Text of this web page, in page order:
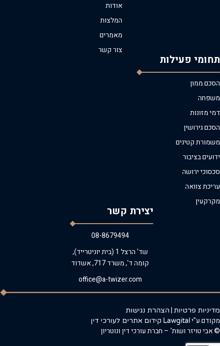
אודות
המלצות
מאמרים
צור קשר
תחומי פעילות
הסכם ממון
משפחה
דמי מזונות
הסכם גירושין
משמורת קטינים
ידועים בציבור
סכסוכי ירושה
עריכת צוואה
מקרקעין
יצירת קשר
08-8679494
שד' הרצל 1 (בית יוניטרייד),
קומה ד', משרד 717, אשדוד
office@a-twizer.com
© אבי טויזר ושות' – חברת עורכי דין ונוטריון
מקודם ע"יLawgital קידום אתרים לעורכי דין
מדיניות פרטיות |הצהרת נגישות